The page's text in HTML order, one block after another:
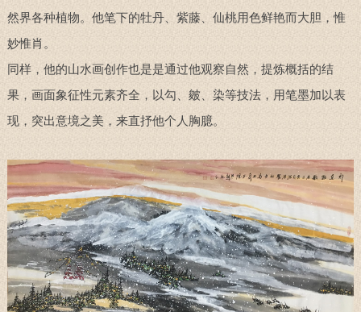
然界各种植物。他笔下的牡丹、紫藤、仙桃用色鲜艳而大胆，惟
妙惟肖。
同样，他的山水画创作也是是通过他观察自然，提炼概括的结
果，画面象征性元素齐全，以勾、皴、染等技法，用笔墨加以表
现，突出意境之美，来直抒他个人胸臆。